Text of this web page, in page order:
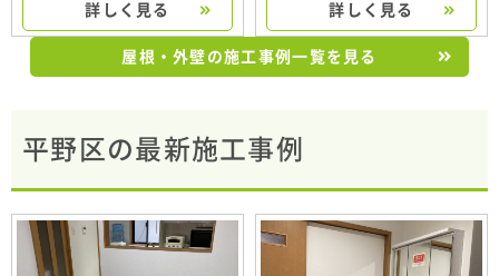
詳しく見る 詳しく見る
屋根・外壁の施工事例一覧を見る
平野区の最新施工事例